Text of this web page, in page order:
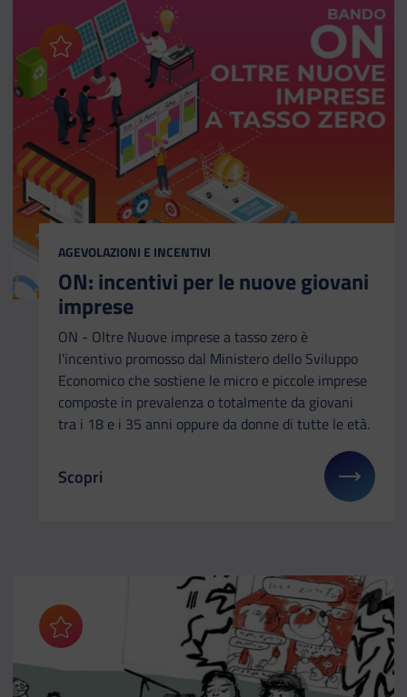
Aggiungi ai preferiti
CATEGORIA:
AGEVOLAZIONI E INCENTIVI
ON: incentivi per le nuove giovani
imprese
ON - Oltre Nuove imprese a tasso zero è
l'incentivo promosso dal Ministero dello Sviluppo
Economico che sostiene le micro e piccole imprese
composte in prevalenza o totalmente da giovani
tra i 18 e i 35 anni oppure da donne di tutte le età.
Il link ti porterà ad avere maggiori dettagli su:
Scopri
Aggiungi ai preferiti